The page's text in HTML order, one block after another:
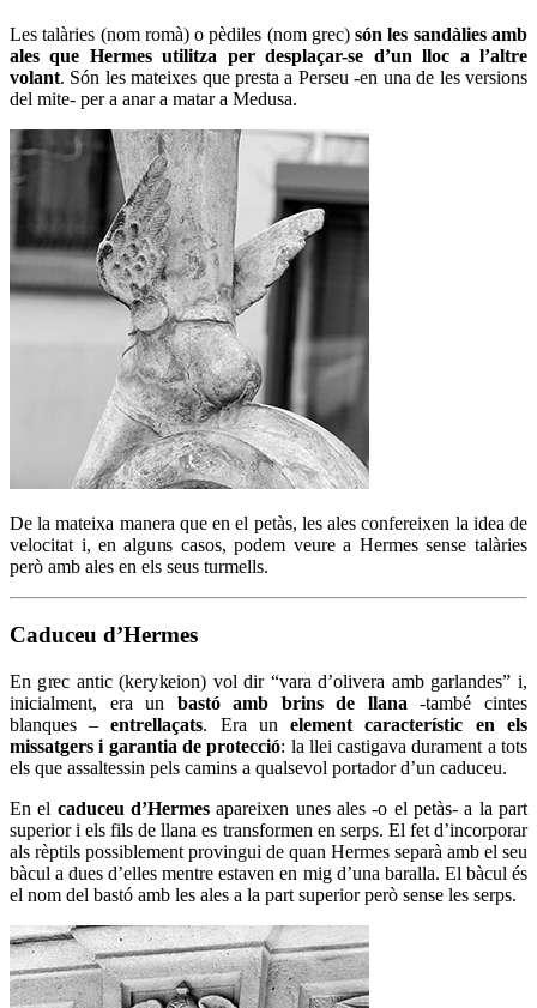
Les talàries (nom romà) o pèdiles (nom grec)són les sandàlies amb
ales que Hermes utilitza per desplaçar-se d’un lloc a l’altre
volant. Són les mateixes que presta a Perseu -en una de les versions
del mite- per a anar a matar a Medusa.
De la mateixa manera que en el petàs, les ales confereixen la idea de
velocitat i, en alguns casos, podem veure a Hermes sense talàries
però amb ales en els seus turmells.
Caduceu d’Hermes
En grec antic (kerykeion) vol dir “vara d’olivera amb garlandes” i,
inicialment, era un bastó amb brins de llana -també cintes
blanques –entrellaçats. Era unelement característic en els
missatgers i garantia de protecció: la llei castigava durament a tots
els que assaltessin pels camins a qualsevol portador d’un caduceu.
En el caduceu d’Hermes apareixen unes ales -o el petàs- a la part
superior i els fils de llana es transformen en serps. El fet d’incorporar
als rèptils possiblement provingui de quan Hermes separà amb el seu
bàcul a dues d’elles mentre estaven en mig d’una baralla. El bàcul és
el nom del bastó amb les ales a la part superior però sense les serps.